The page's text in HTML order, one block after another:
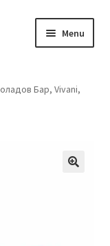
Menu
Бар, Vivani,